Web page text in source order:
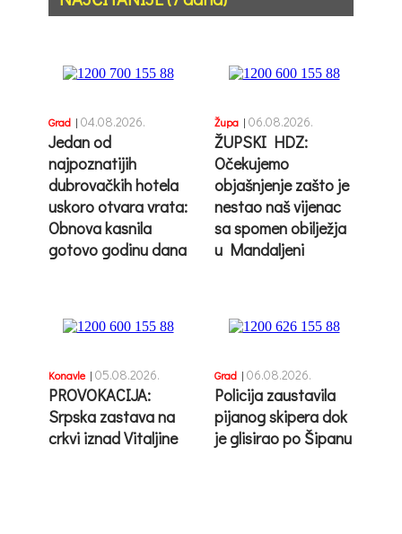
Grad | 04.08.2026.
Jedan od
najpoznatijih
dubrovačkih hotela
uskoro otvara vrata:
Obnova kasnila
gotovo godinu dana
Župa | 06.08.2026.
ŽUPSKI HDZ:
Očekujemo
objašnjenje zašto je
nestao naš vijenac
sa spomen obilježja
u Mandaljeni
Konavle | 05.08.2026.
PROVOKACIJA:
Srpska zastava na
crkvi iznad Vitaljine
Grad | 06.08.2026.
Policija zaustavila
pijanog skipera dok
je glisirao po Šipanu